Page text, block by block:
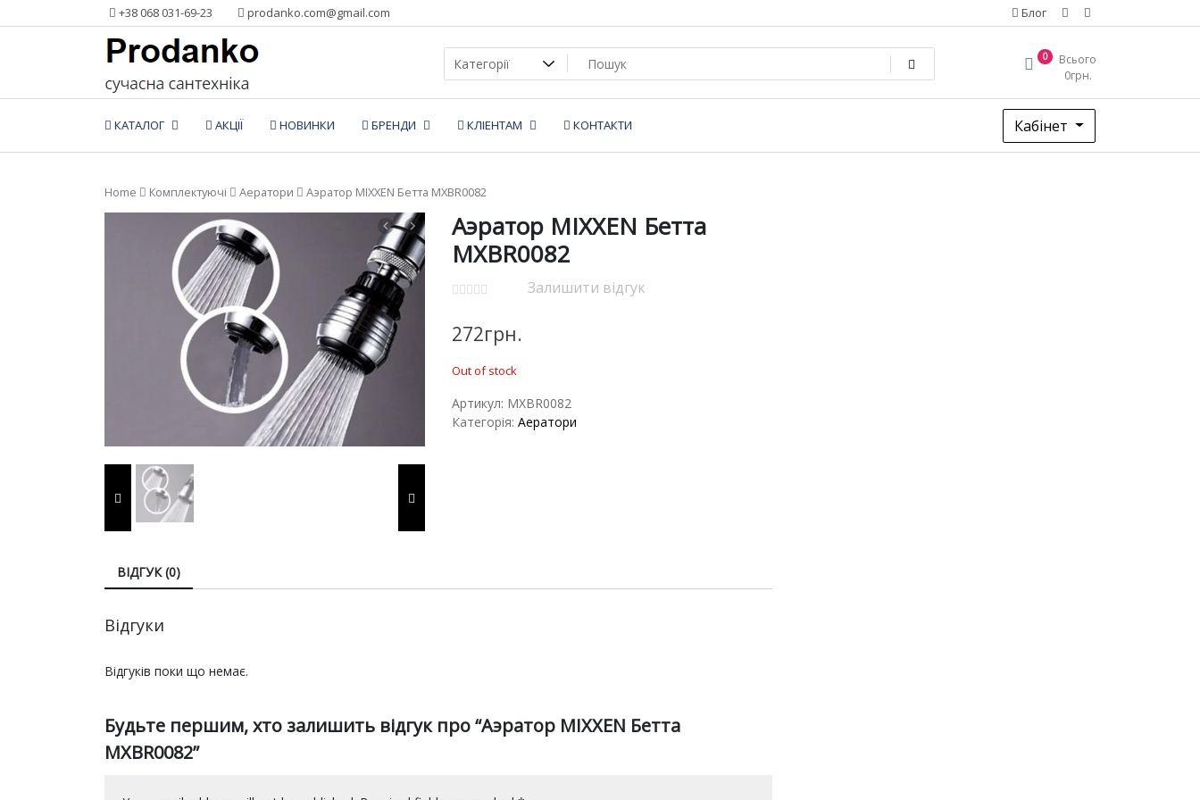
контент
+38 068 031-69-23 prodanko.com@gmail.com Блог
0
Всього
0грн.
КАТАЛОГ АКЦІЇ НОВИНКИ БРЕНДИ КЛІЕНТАМ КОНТАКТИ Кабінет
Home Комплектуючі Аератори Аэратор MIXXEN Бетта MXBR0082
Аэратор MIXXEN Бетта
MXBR0082
Залишити відгук
272грн.
Out of stock
Артикул: MXBR0082
Категорія: Аератори
ВІДГУК (0)
Відгуки
Відгуків поки що немає.
Будьте першим, хто залишить відгук про “Аэратор MIXXEN Бетта
MXBR0082”